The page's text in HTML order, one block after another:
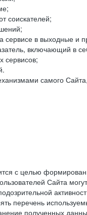
соискателей;
сервисе в выходные и
включающий в
сервисов;
самого
с целью
Сайта
перечень
полученных